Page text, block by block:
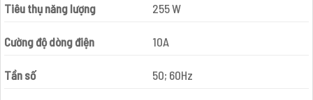
Tiêu thụ năng lượng 255 W
Cường độ dòng điện 10A
Tần số 50; 60Hz